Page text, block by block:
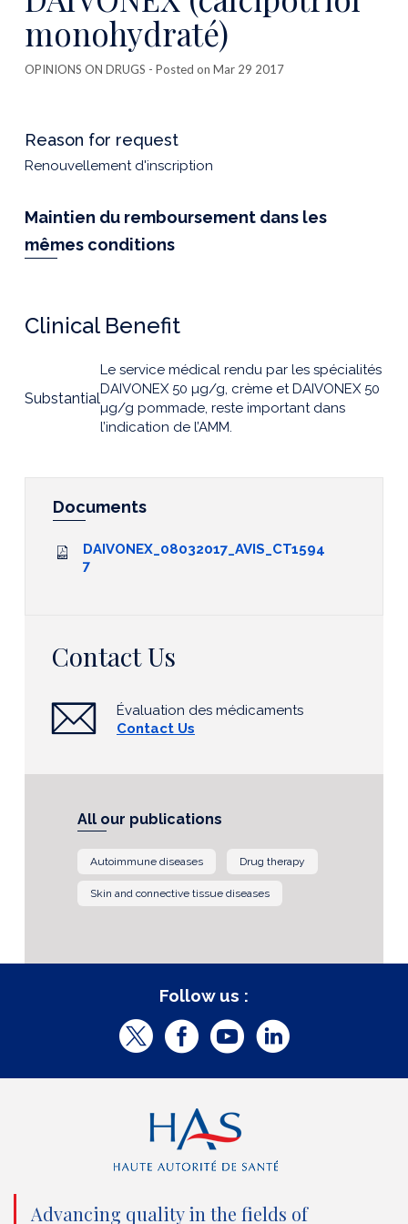
monohydraté)
OPINIONS ON DRUGS - Posted on Mar 29 2017
Reason for request
Renouvellement d'inscription
Maintien du remboursement dans les
mêmes conditions
Clinical Benefit
Substantial
Le service médical rendu par les spécialités
DAIVONEX 50 µg/g, crème et DAIVONEX 50
µg/g pommade, reste important dans
l’indication de l’AMM.
Documents
DAIVONEX_08032017_AVIS_CT1594
7
Contact Us
Évaluation des médicaments
Contact Us
All our publications
Autoimmune diseases Drug therapy
Skin and connective tissue diseases
Follow us :
T
t
t
e
F
c
e
b
o
Y
u
b
L
d
Advancing quality in the fields of